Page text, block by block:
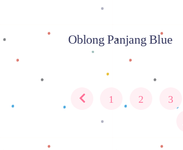
Oblong Panjang Blue
1 2 3